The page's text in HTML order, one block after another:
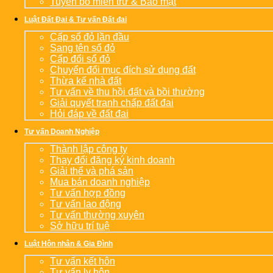
Luật Đất Đai & Tư vấn Đất đai
Cấp sổ đỏ lần đầu
Sang tên sổ đỏ
Cấp đổi sổ đỏ
Chuyển đổi mục đích sử dụng đất
Thừa kế nhà đất
Tư vấn về thu hồi đất và bồi thường
Giải quyết tranh chấp đất đai
Hỏi đáp về đất đai
Tư vấn Doanh Nghiệp
Thành lập công ty
Thay đổi đăng ký kinh doanh
Giải thể và phá sản
Mua bán doanh nghiệp
Tư vấn hợp đồng
Tư vấn lao động
Tư vấn thường xuyên
Sở hữu trí tuệ
Luật Hôn nhân & Gia Đình
Tư vấn kết hôn